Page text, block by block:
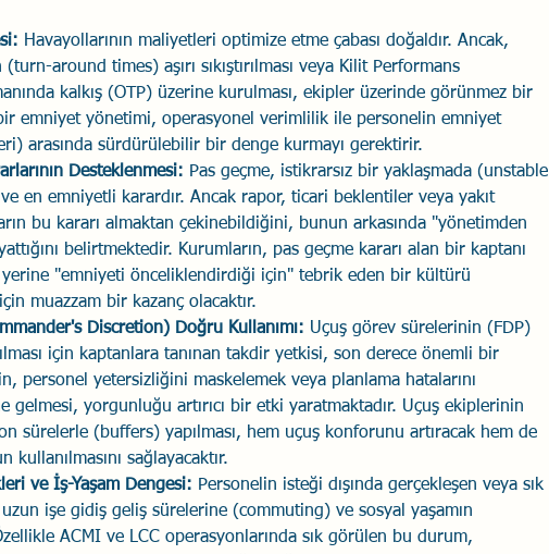
Havayollarının maliyetleri optimize etme çabası doğaldır. Ancak,
around times) aşırı sıkıştırılması veya Kilit Performans
kalkış (OTP) üzerine kurulması, ekipler üzerinde görünmez bir
bir emniyet yönetimi, operasyonel verimlilik ile personelin emniyet
arasında sürdürülebilir bir denge kurmayı gerektirir.
Desteklenmesi: Pas geçme, istikrarsız bir yaklaşmada (unstable
en emniyetli karardır. Ancak rapor, ticari beklentiler veya yakıt
bu kararı almaktan çekinebildiğini, bunun arkasında "yönetimden
belirtmektedir. Kurumların, pas geçme kararı alan bir kaptanı
"emniyeti önceliklendirdiği için" tebrik eden bir kültürü
muazzam bir kazanç olacaktır.
Discretion) Doğru Kullanımı: Uçuş görev sürelerinin (FDP)
için kaptanlara tanınan takdir yetkisi, son derece önemli bir
personel yetersizliğini maskelemek veya planlama hatalarını
yorgunluğu artırıcı bir etki yaratmaktadır. Uçuş ekiplerinin
sürelerle (buffers) yapılması, hem uçuş konforunu artıracak hem de
sağlayacaktır.
ve İş-Yaşam Dengesi: Personelin isteği dışında gerçekleşen veya sık
işe gidiş geliş sürelerine (commuting) ve sosyal yaşamın
ACMI ve LCC operasyonlarında sık görülen bu durum,